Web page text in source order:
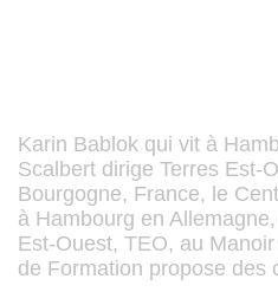
Karin Bablok qui vit à
Scalbert dirige Terres Est-
Bourgogne, France, le
à Hambourg en
Est-Ouest, TEO, au
de Formation propose des